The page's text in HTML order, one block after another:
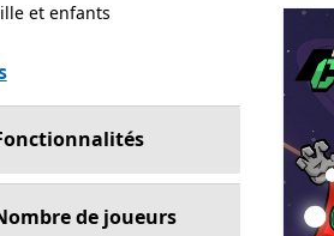
et enfants
de joueurs